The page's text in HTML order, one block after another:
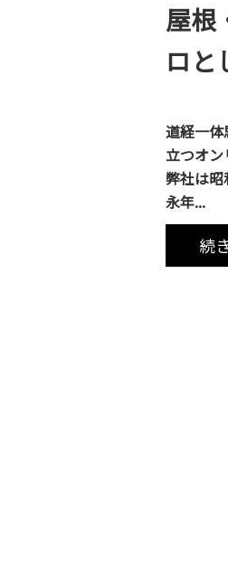
屋根
ロと
道経一
立つオン
弊社は昭
永年...
続